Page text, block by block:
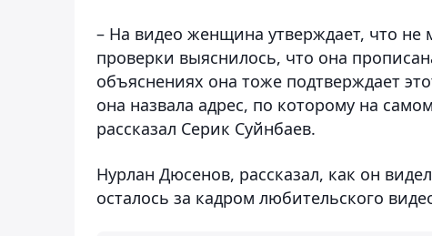
– На видео женщина утверждает, что не
проверки выяснилось, что она
объяснениях она тоже подтверждает
она назвала адрес, по которому на
рассказал Серик Суйнбаев.
Нурлан Дюсенов, рассказал, как он
осталось за кадром любительского